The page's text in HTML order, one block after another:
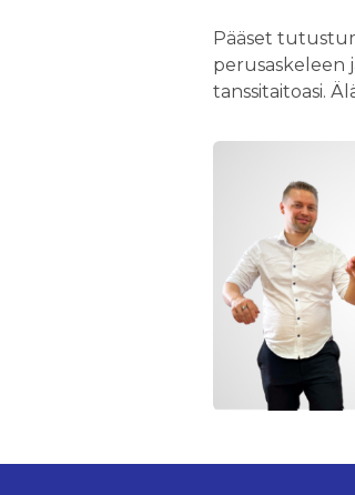
Pääset
perusaskeleen
tanssitaitoasi.